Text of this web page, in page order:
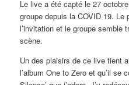
Le live a été capté le 27
groupe depuis la COVID 19. Le
l’invitation et le groupe semble
scène.
Un des plaisirs de ce live tient
l’album One to Zero et qu’il se